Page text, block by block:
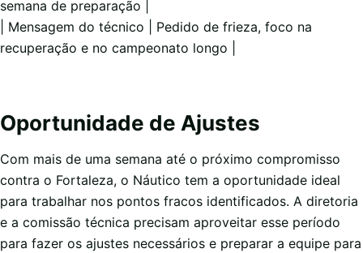
semana de preparação |
| Mensagem do técnico | Pedido de frieza, foco na
recuperação e no campeonato longo |
Oportunidade de Ajustes
Com mais de uma semana até o próximo compromisso
contra o Fortaleza, o Náutico tem a oportunidade ideal
para trabalhar nos pontos fracos identificados. A diretoria
e a comissão técnica precisam aproveitar esse período
para fazer os ajustes necessários e preparar a equipe para